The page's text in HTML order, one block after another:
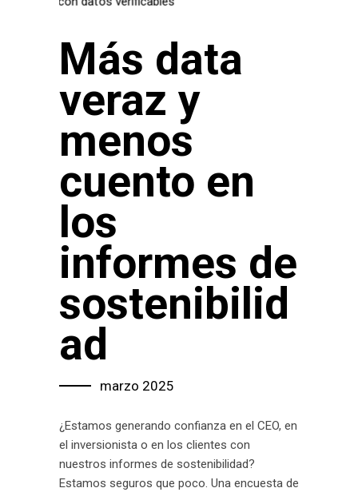
Más data
veraz y
menos
cuento en
los
informes de
sostenibilid
ad
marzo 2025
¿Estamos generando confianza en el CEO, en
el inversionista o en los clientes con
nuestros informes de sostenibilidad?
Estamos seguros que poco. Una encuesta de